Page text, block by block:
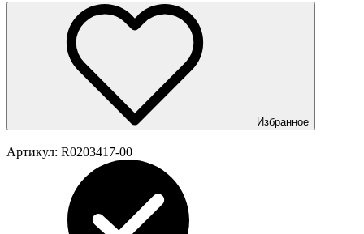
Избранное
Артикул: R0203417-00